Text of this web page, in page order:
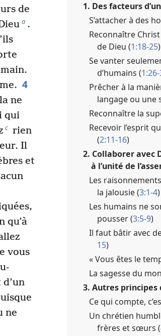
de
a .
4
ne
qui
c rien
Il
et
qu’à
vous
ne
1. Des facteurs
S’attacher à des
Reconnaître
de Dieu (1:18-25)
Se vanter
d’humains (1:26-
Prêcher à la
langage ou une
Reconnaître la
Recevoir l’esprit
(2:11-16)
2. Collaborer avec
à l’unité de
Les
la jalousie (3:1-4)
Les humains ne
pousser (3:5-9)
Il faut bâtir avec
15)
« Vous êtes le
La sagesse du
3. Autres principes
Ce qui compte,
Un chrétien
frères et sœurs (